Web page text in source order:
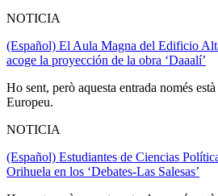
NOTICIA
(Español) El Aula Magna del Edificio
acoge la proyección de la obra ‘Daaalí’
Ho sent, però aquesta entrada només
Europeu.
NOTICIA
(Español) Estudiantes de Ciencias
Orihuela en los ‘Debates-Las Salesas’